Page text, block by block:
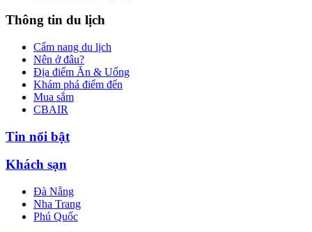
Thông tin du lịch
Cẩm nang du lịch
Nên ở đâu?
Địa điểm Ăn & Uống
Khám phá điểm đến
Mua sắm
CBAIR
Tin nổi bật
Khách sạn
Đà Nẵng
Nha Trang
Phú Quốc